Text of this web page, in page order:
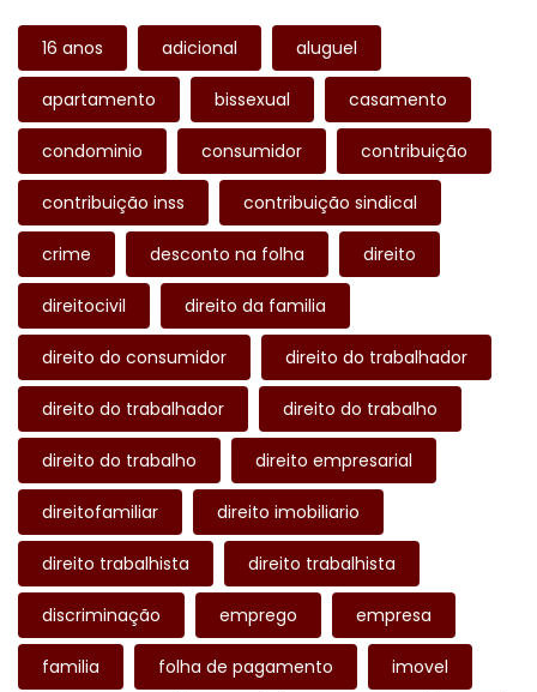
16 anos adicional aluguel
apartamento bissexual casamento
condominio consumidor contribuição
contribuição inss contribuição sindical
crime desconto na folha direito
direitocivil direito da familia
direito do consumidor direito do trabalhador
direito do trabalhador direito do trabalho
direito do trabalho direito empresarial
direitofamiliar direito imobiliario
direito trabalhista direito trabalhista
discriminação emprego empresa
familia folha de pagamento imovel